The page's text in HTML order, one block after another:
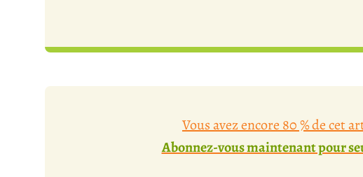
Vous avez encore 80 % de cet
Abonnez-vous maintenant pour